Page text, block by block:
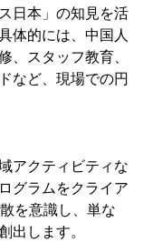
日本」の知見を活
体的には、中国人
、スタッフ教育、
など、現場での円
アクティビティな
グラムをクライア
を意識し、単な
出します。